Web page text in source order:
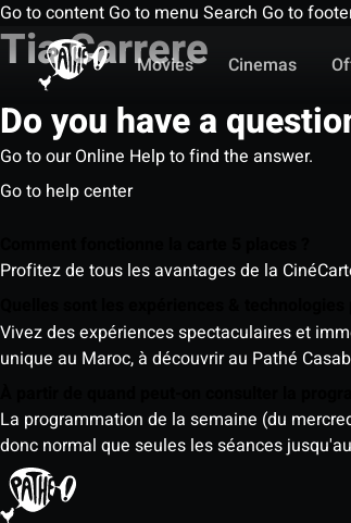
Go to content Go to menu Search Go to
Movies
Cinemas
Tia Carrere
Do you have a
Go to our Online Help to find the answer.
Go to help center
Profitez de tous les avantages de la
Vivez des expériences spectaculaires et
unique au Maroc, à découvrir au Pathé
La programmation de la semaine (du
donc normal que seules les séances